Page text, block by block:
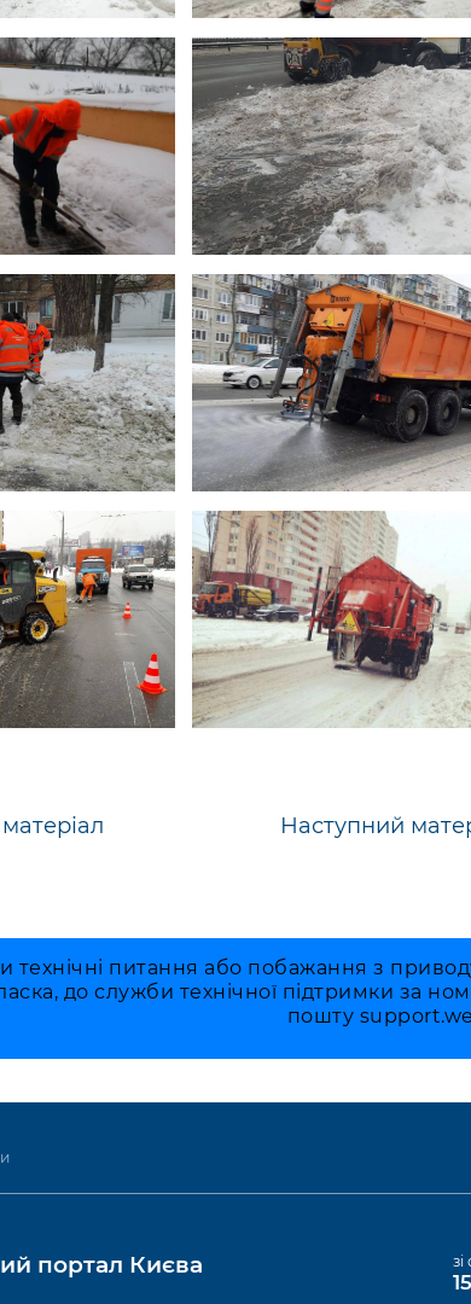
Наступний
технічні питання або побажання з
до служби технічної підтримки за
пошту
портал Києва